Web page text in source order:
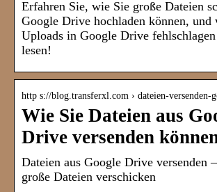
Erfahren Sie, wie Sie große Dateien
Google Drive hochladen können, und
Uploads in Google Drive
lesen!
http s://blog.transferxl.com › dateien-
Wie Sie Dateien aus
Drive versenden
Dateien aus Google Drive versenden
große Dateien verschicken